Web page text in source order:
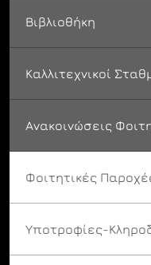
Βιβλιοθήκη
Καλλιτεχνικοί
Ανακοινώσεις
Φοιτητικές
Υποτροφίες-